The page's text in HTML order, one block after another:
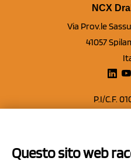
NCX
Via Prov.le
41057
P.I/C.F.
Capitale sociale
Questo sito web